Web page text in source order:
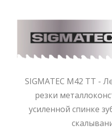
SIGMATEC M42 TT -
резки
усиленной спинке